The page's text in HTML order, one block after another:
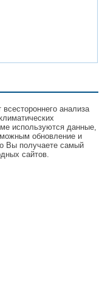
всестороннего анализа
используются данные,
обновление и
Вы получаете самый
сайтов.